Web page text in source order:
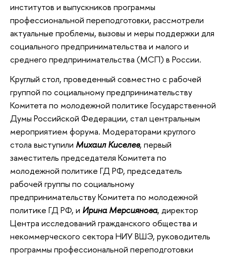
институтов и выпускников программы
профессиональной переподготовки, рассмотрели
актуальные проблемы, вызовы и меры поддержки для
социального предпринимательства и малого и
среднего предпринимательства (МСП) в России.
Круглый стол, проведенный совместно с рабочей
группой по социальному предпринимательству
Комитета по молодежной политике Государственной
Думы Российской Федерации, стал центральным
мероприятием форума. Модераторами круглого
стола выступили Михаил Киселев, первый
заместитель председателя Комитета по
молодежной политике ГД РФ, председатель
рабочей группы по социальному
предпринимательству Комитета по молодежной
политике ГД РФ, и Ирина Мерсиянова, директор
Центра исследований гражданского общества и
некоммерческого сектора НИУ ВШЭ, руководитель
программы профессиональной переподготовки